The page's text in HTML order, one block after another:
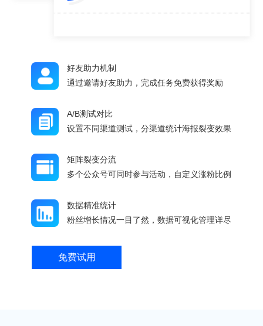
好友助力机制
通过邀请好友助力，完成任务免费获得奖励
A/B测试对比
设置不同渠道测试，分渠道统计海报裂变效果
矩阵裂变分流
多个公众号可同时参与活动，自定义涨粉比例
数据精准统计
粉丝增长情况一目了然，数据可视化管理详尽
免费试用